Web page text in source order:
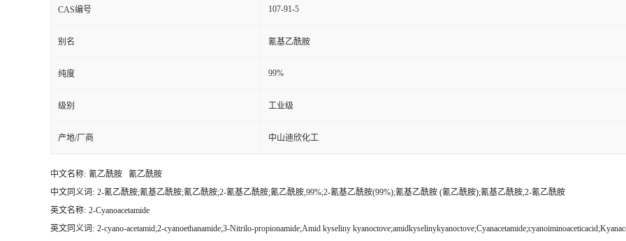
CAS编号 107-91-5
别名 氰基乙酰胺
纯度 99%
级别 工业级
产地/厂商 中山迪欣化工
中文名称: 氰乙酰胺 氰乙酰胺
中文同义词: 2-氰乙酰胺;氰基乙酰胺;氰乙酰胺;2-氰基乙酰胺;氰乙酰胺,99%;2-氰基乙酰胺(99%);氰基乙酰胺 (氰乙酰胺);氰基乙酰胺,2-氰乙酰胺
英文名称: 2-Cyanoacetamide
英文同义词: 2-cyano-acetamid;2-cyanoethanamide;3-Nitrilo-propionamide;Amid kyseliny